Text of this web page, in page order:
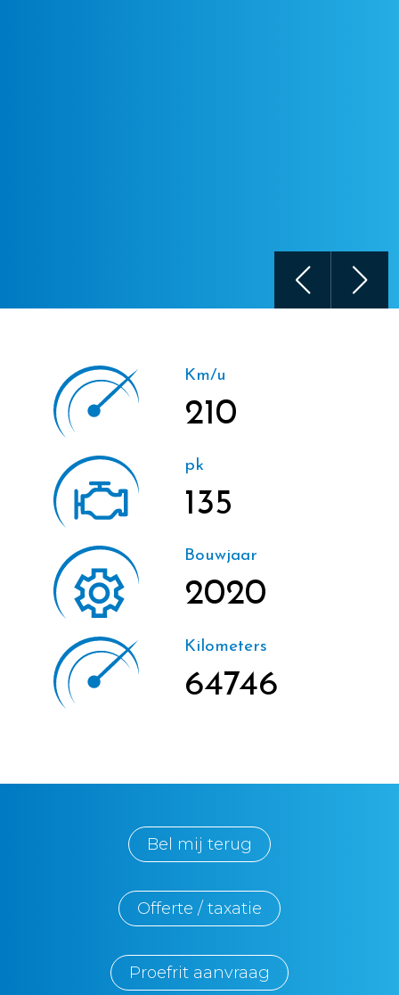
Km/u
210
pk
135
Bouwjaar
2020
Kilometers
64746
Bel mij terug
Offerte / taxatie
Proefrit aanvraag